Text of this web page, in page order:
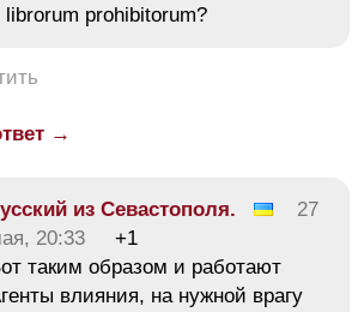
librorum prohibitorum?
→
из Севастополя.
27
20:33
+1
таким образом и работают
влияния, на нужной врагу